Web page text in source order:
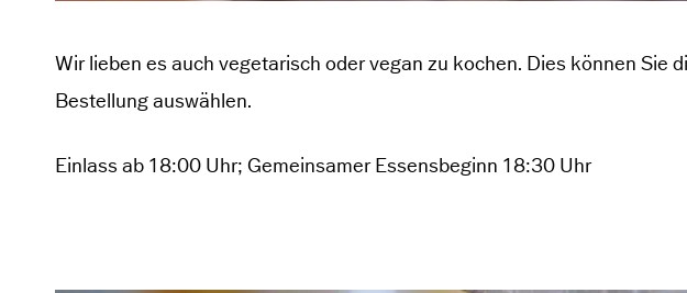
Wir lieben es auch vegetarisch oder vegan zu kochen. Dies können Sie
Bestellung auswählen.
Einlass ab 18:00 Uhr; Gemeinsamer Essensbeginn 18:30 Uhr